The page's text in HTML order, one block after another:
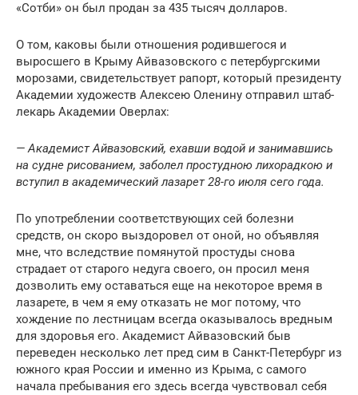
«Сотби» он был продан за 435 тысяч долларов.
О том, каковы были отношения родившегося и
выросшего в Крыму Айвазовского с петербургскими
морозами, свидетельствует рапорт, который президенту
Академии художеств Алексею Оленину отправил штаб-
лекарь Академии Оверлах:
— Академист Айвазовский, ехавши водой и занимавшись
на судне рисованием, заболел простудною лихорадкою и
вступил в академический лазарет 28-го июля сего года.
По употреблении соответствующих сей болезни
средств, он скоро выздоровел от оной, но объявляя
мне, что вследствие помянутой простуды снова
страдает от старого недуга своего, он просил меня
дозволить ему оставаться еще на некоторое время в
лазарете, в чем я ему отказать не мог потому, что
хождение по лестницам всегда оказывалось вредным
для здоровья его. Академист Айвазовский быв
переведен несколько лет пред сим в Санкт-Петербург из
южного края России и именно из Крыма, с самого
начала пребывания его здесь всегда чувствовал себя